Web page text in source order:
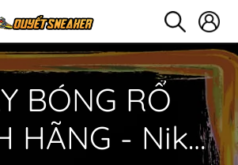
BÓNG RỔ
HÃNG - Nike